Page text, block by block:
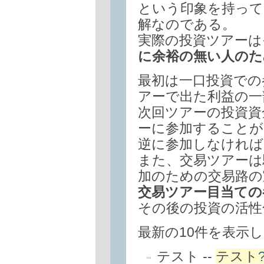
という印象を持っ
解なのである。
実際の投資ツアー
に余裕の無い人の
最初は一口投資で
アーで出た利益の
次回ツアーの投資
ーに参加すること
逆に参加しなけれ
また、交易ツアー
加のための交易路
交易ツアー目当て
その後の投資の活
最新の10件を表示
テスト -- テスト